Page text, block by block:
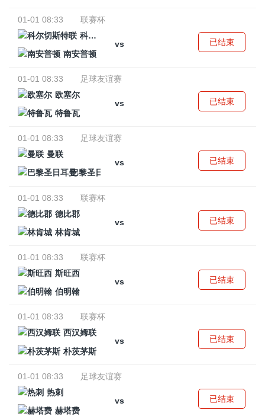
01-01 08:33
联赛杯
科尔切斯特联
vs
南安普顿
已结束
01-01 08:33
足球友谊赛
欧塞尔
vs
特鲁瓦
已结束
01-01 08:33
足球友谊赛
曼联
vs
巴黎圣日耳曼
已结束
01-01 08:33
联赛杯
德比郡
vs
林肯城
已结束
01-01 08:33
联赛杯
斯旺西
vs
伯明翰
已结束
01-01 08:33
联赛杯
西汉姆联
vs
朴茨茅斯
已结束
01-01 08:33
足球友谊赛
热刺
vs
赫塔费
已结束